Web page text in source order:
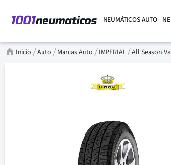
NEUMÁTICOS AUTO
Inicio Auto Marcas Auto IMPERIAL All Season